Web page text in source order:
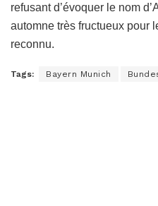
refusant d’évoquer le nom
automne très fructueux pour
reconnu.
Tags: Bayern Munich